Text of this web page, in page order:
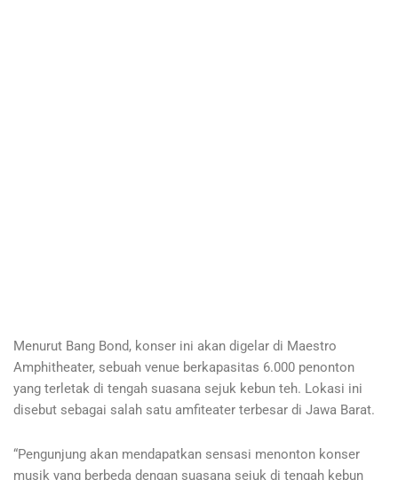
Menurut Bang Bond, konser ini akan digelar di Maestro
Amphitheater, sebuah venue berkapasitas 6.000 penonton
yang terletak di tengah suasana sejuk kebun teh. Lokasi ini
disebut sebagai salah satu amfiteater terbesar di Jawa Barat.
“Pengunjung akan mendapatkan sensasi menonton konser
musik yang berbeda dengan suasana sejuk di tengah kebun